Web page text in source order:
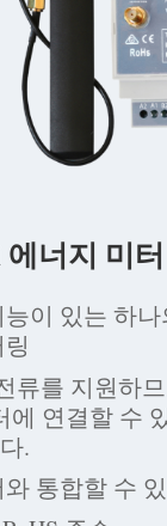
너지 미
이 있는 하
류를 지원하
에 연결할 수
.
통합할 수